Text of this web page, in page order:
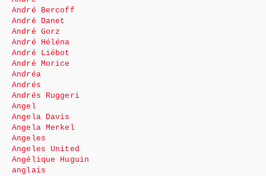
André Bercoff
André Danet
André Gorz
André Héléna
André Liébot
André Morice
Andréa
Andrés
Andrés Ruggeri
Angel
Angela Davis
Angela Merkel
Angeles
Angeles United
Angélique Huguin
anglais